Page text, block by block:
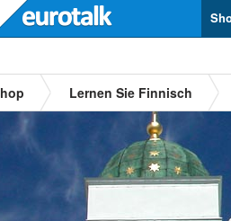
Lernen Sie Finnisch